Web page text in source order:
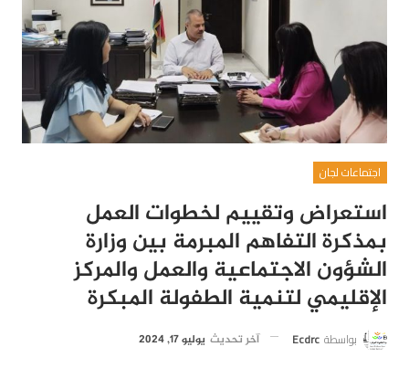
اجتماعات لجان
استعراض وتقييم لخطوات العمل
بمذكرة التفاهم المبرمة بين وزارة
الشؤون الاجتماعية والعمل والمركز
الإقليمي لتنمية الطفولة المبكرة
بواسطة Ecdrc آخر تحديث يوليو 17, 2024